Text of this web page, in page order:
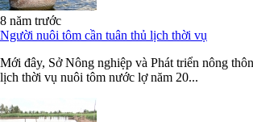
8 năm trước
Người nuôi tôm cần tuân thủ lịch thời vụ
Mới đây, Sở Nông nghiệp và Phát triển nông
lịch thời vụ nuôi tôm nước lợ năm 20...